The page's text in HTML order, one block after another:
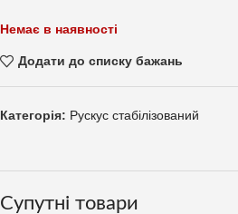
Немає в наявності
Додати до списку бажань
Категорія: Рускус стабілізований
Супутні товари